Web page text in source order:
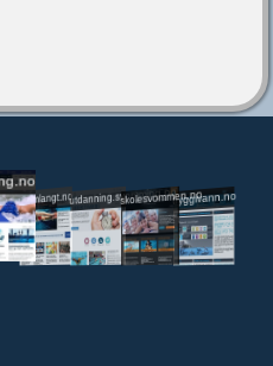
svomlangt.noutdanning.svomming.no
skolesvommen.notryggivann.no